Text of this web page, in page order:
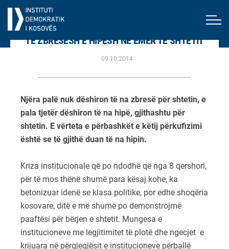
TË ZBRESËSH E HIPËSH NË EMËR TË SHTETIT
09.10.2014
Njëra palë nuk dëshiron të na zbresë për shtetin, e
pala tjetër dëshiron të na hipë, gjithashtu për
shtetin. E vërteta e përbashkët e këtij përkufizimi
është se të gjithë duan të na hipin.
Kriza institucionale që po ndodhë që nga 8 qershori,
për të mos thënë shumë para kësaj kohe, ka
betonizuar idenë se klasa politike, por edhe shoqëria
kosovare, ditë e më shumë po demonstrojmë
paaftësi për bërjen e shtetit. Mungesa e
institucioneve me legjitimitet të plotë dhe ngecjet e
krijuara në përgjegjësit e institucioneve përballë